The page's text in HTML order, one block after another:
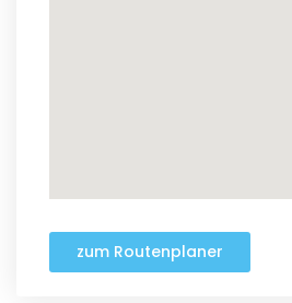
zum Routenplaner